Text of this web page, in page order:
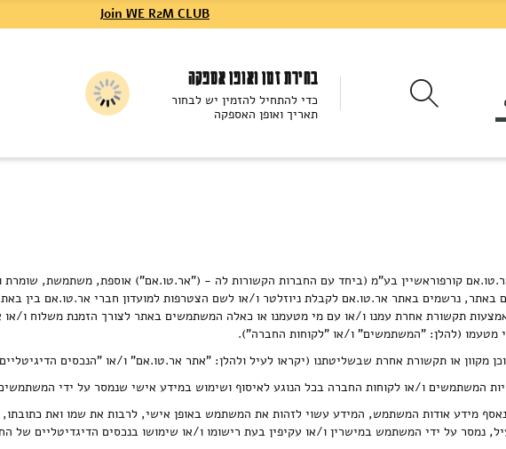
Join WE R2M CLUB
בחירת זמן ואופן אספקה
כדי להתחיל להזמין יש לבחור
תאריך ואופן האספקה
אר.טו.אם קורפוראשיין בע"מ (ביחד עם החברות הקשורות לה - ("אר.טו.אם") אוספת, משתמשת,
באתר, נרשמים באתר אר.טו.אם לקבלת ניוזלטר ו/או לשם הצטרפות למועדון חברי אר.טו.אם בין
תקשורת אחרת עמנו ו/או עם מי מטעמנו או כאלה המשתמשים באתר לצורך הזמנת משלוח ו/
מטעמו (להלן: "המשתמשים" ו/או "לקוחות החברה").
מקוון או תקשורת אחרת שבשליטתנו (יקראו לעיל ולהלן: "אתר אר.טו.אם" ו/או "הנכסים
המשתמשים ו/או לקוחות החברה בכל הנוגע לאיסוף ושימוש במידע אישי שנמסר על ידי
מידע אודות המשתמש, המידע עשוי לזהות את המשתמש באופן אישי, לרבות את שמו ואת
נמסר על ידי המשתמש במישרין ו/או עקיפין בעת רישומו ו/או שימושו בנכסים הדיגדיטליים של